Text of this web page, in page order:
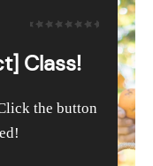
Class!
the button